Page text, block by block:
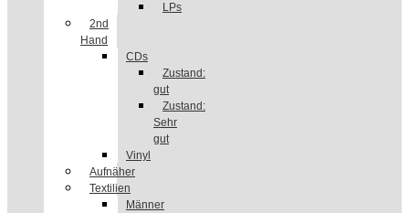
LPs
2nd
Hand
CDs
Zustand:
gut
Zustand:
Sehr
gut
Vinyl
Aufnäher
Textilien
Männer